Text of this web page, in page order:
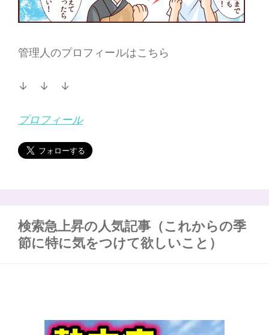
管理人のプロフィールはこちら
↓ ↓ ↓
プロフィール
検索急上昇の人気記事（これからの季
節に特に気をつけて欲しいこと）